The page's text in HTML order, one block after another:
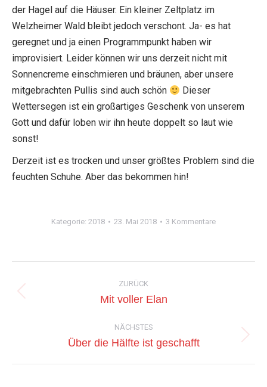
der Hagel auf die Häuser. Ein kleiner Zeltplatz im
Welzheimer Wald bleibt jedoch verschont. Ja- es hat
geregnet und ja einen Programmpunkt haben wir
improvisiert. Leider können wir uns derzeit nicht mit
Sonnencreme einschmieren und bräunen, aber unsere
mitgebrachten Pullis sind auch schön
Dieser
Wettersegen ist ein großartiges Geschenk von unserem
Gott und dafür loben wir ihn heute doppelt so laut wie
sonst!
Derzeit ist es trocken und unser größtes Problem sind die
feuchten Schuhe. Aber das bekommen hin!
Kategorie: 2018 23. Mai 2018 3 Kommentare
ZURÜCK
Vorheriger
Mit voller Elan
NÄCHSTES
Nächster
Über die Hälfte ist geschafft